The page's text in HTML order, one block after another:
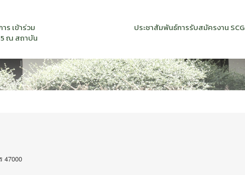
ร เข้าร่วม
ณ สถาบัน
ประชาสัมพันธ์การรับสมัครงาน SCG
47000